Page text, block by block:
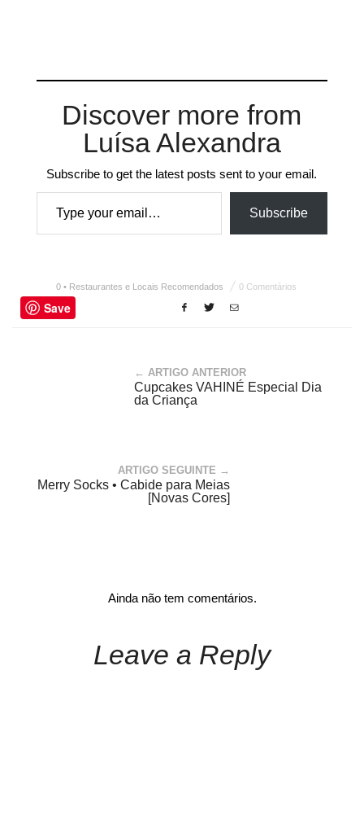
Discover more from
Luísa Alexandra
Subscribe to get the latest posts sent to your email.
Type your email…
Subscribe
0 • Restaurantes e Locais Recomendados 0 Comentários
Save
← ARTIGO ANTERIOR
Cupcakes VAHINÉ Especial Dia
da Criança
ARTIGO SEGUINTE →
Merry Socks • Cabide para Meias
[Novas Cores]
Ainda não tem comentários.
Leave a Reply